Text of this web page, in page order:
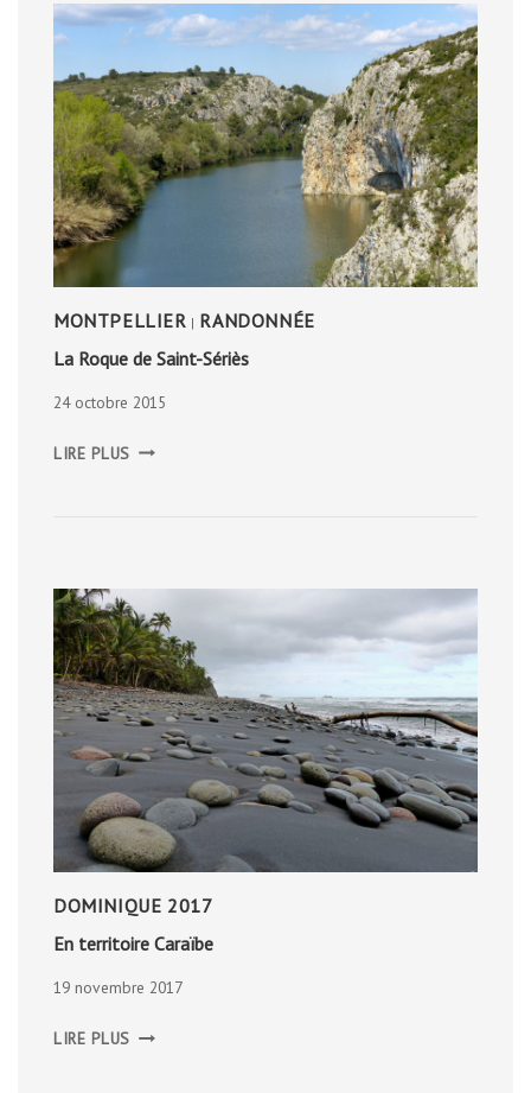
MONTPELLIER | RANDONNÉE
La Roque de Saint-Sériès
24 octobre 2015
LIRE PLUS ROQUE
DOMINIQUE 2017
En territoire Caraïbe
19 novembre 2017
LIRE PLUS TERRITOIRE